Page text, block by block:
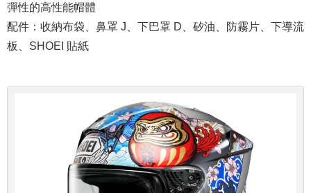
彈性的高性能帽體
配件：收納布袋、鼻罩 J、下巴罩 D、矽油、防霧片、下導流
板、SHOEI 貼紙